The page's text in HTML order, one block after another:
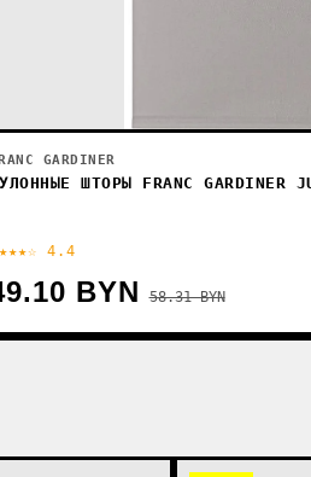
GARDINER
ШТОРЫ FRANC GARDINER
4.4
BYN 58.31 BYN